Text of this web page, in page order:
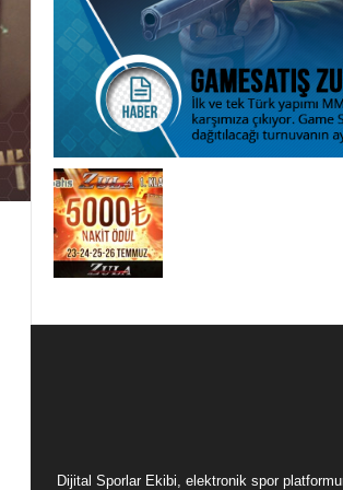
Dijital Sporlar Ekibi, elektronik spor